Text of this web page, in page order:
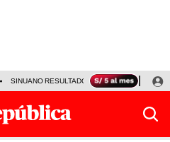
SINUANO RESULTADOS HOY JORGE